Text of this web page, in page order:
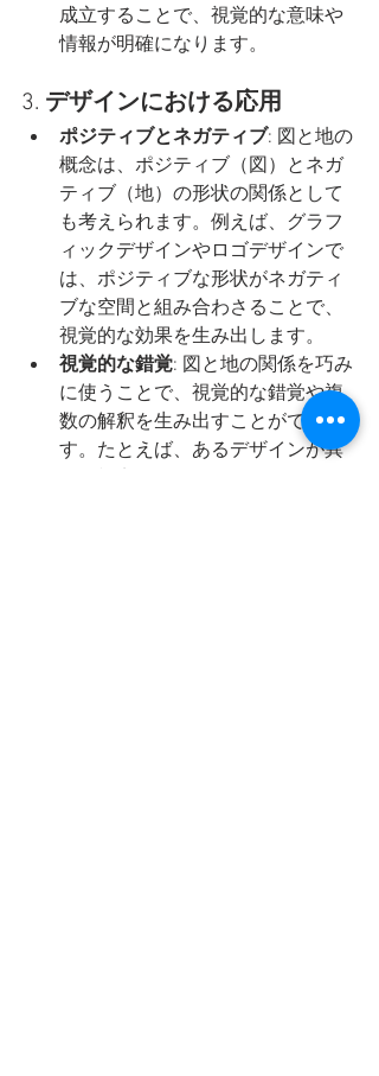
成立することで、視覚的な意味や
情報が明確になります。
3. デザインにおける応用
ポジティブとネガティブ: 図と地の
概念は、ポジティブ（図）とネガ
ティブ（地）の形状の関係として
も考えられます。例えば、グラフ
ィックデザインやロゴデザインで
は、ポジティブな形状がネガティ
ブな空間と組み合わさることで、
視覚的な効果を生み出します。
視覚的な錯覚: 図と地の関係を巧み
に使うことで、視覚的な錯覚や複
数の解釈を生み出すことができま
す。たとえば、あるデザインが異